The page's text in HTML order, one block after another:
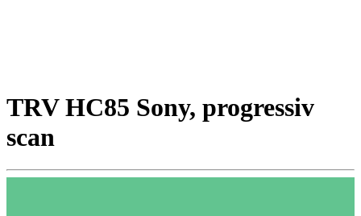
TRV HC85 Sony, progressiv
scan